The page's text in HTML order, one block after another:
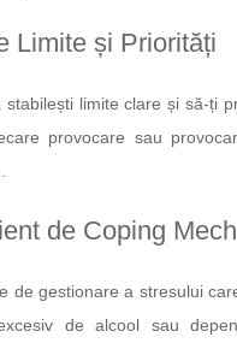
Limite și Priorități
stabilești limite clare și să-ți
provocare sau
de Coping
de gestionare a stresului
de alcool sau